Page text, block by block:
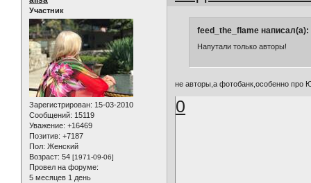
Участник
Зарегистрирован: 15-03-2010
Сообщений: 15119
Уважение: +16469
Позитив: +7187
Пол: Женский
Возраст: 54 [1971-09-06]
Провел на форуме:
5 месяцев 1 день
feed_the_flame написал(а):
Напутали только авторы!
не авторы,а фотобанк,особенно про
0